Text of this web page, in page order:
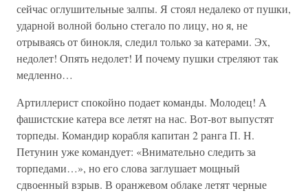
сейчас оглушительные залпы. Я стоял недалеко от пушки,
ударной волной больно стегало по лицу, но я, не
отрываясь от бинокля, следил только за катерами. Эх,
недолет! Опять недолет! И почему пушки стреляют так
медленно…
Артиллерист спокойно подает команды. Молодец! А
фашистские катера все летят на нас. Вот-вот выпустят
торпеды. Командир корабля капитан 2 ранга П. Н.
Петунин уже командует: «Внимательно следить за
торпедами…», но его слова заглушает мощный
сдвоенный взрыв. В оранжевом облаке летят черные